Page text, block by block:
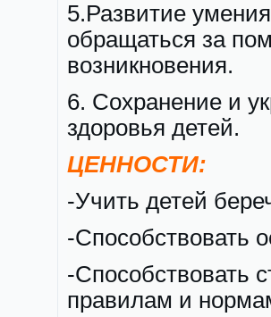
5.Развитие
обращаться за
возникновения.
6. Сохранение и
здоровья детей.
ЦЕННОСТИ:
-Учить детей
-Способствовать
-Способствовать
правилам и